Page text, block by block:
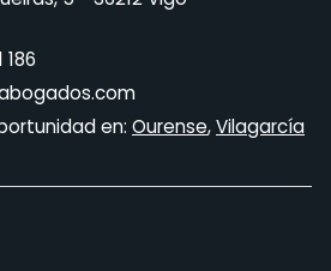
186
en: Ourense,Vilagarcía